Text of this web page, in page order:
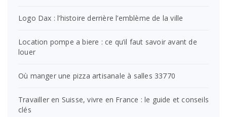
Logo Dax : l’histoire derrière l’emblème de la ville
Location pompe a biere : ce qu’il faut savoir avant de
louer
Où manger une pizza artisanale à salles 33770
Travailler en Suisse, vivre en France : le guide et conseils
clés